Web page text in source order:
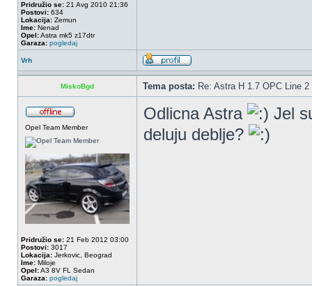
Pridružio se: 21 Avg 2010 21:36
Postovi: 634
Lokacija: Zemun
Ime: Nenad
Opel:Astra mk5 z17dtr
Garaza: pogledaj
Vrh
MiskoBgd Tema posta: Re: Astra H 1.7 OPC Line 2
Opel Team Member
Pridružio se: 21 Feb 2012 03:00
Postovi: 3017
Lokacija: Jerkovic, Beograd
Ime: Miloje
Opel:A3 8V FL Sedan
Garaza: pogledaj
Odlicna Astra
Jel
deluju deblje?